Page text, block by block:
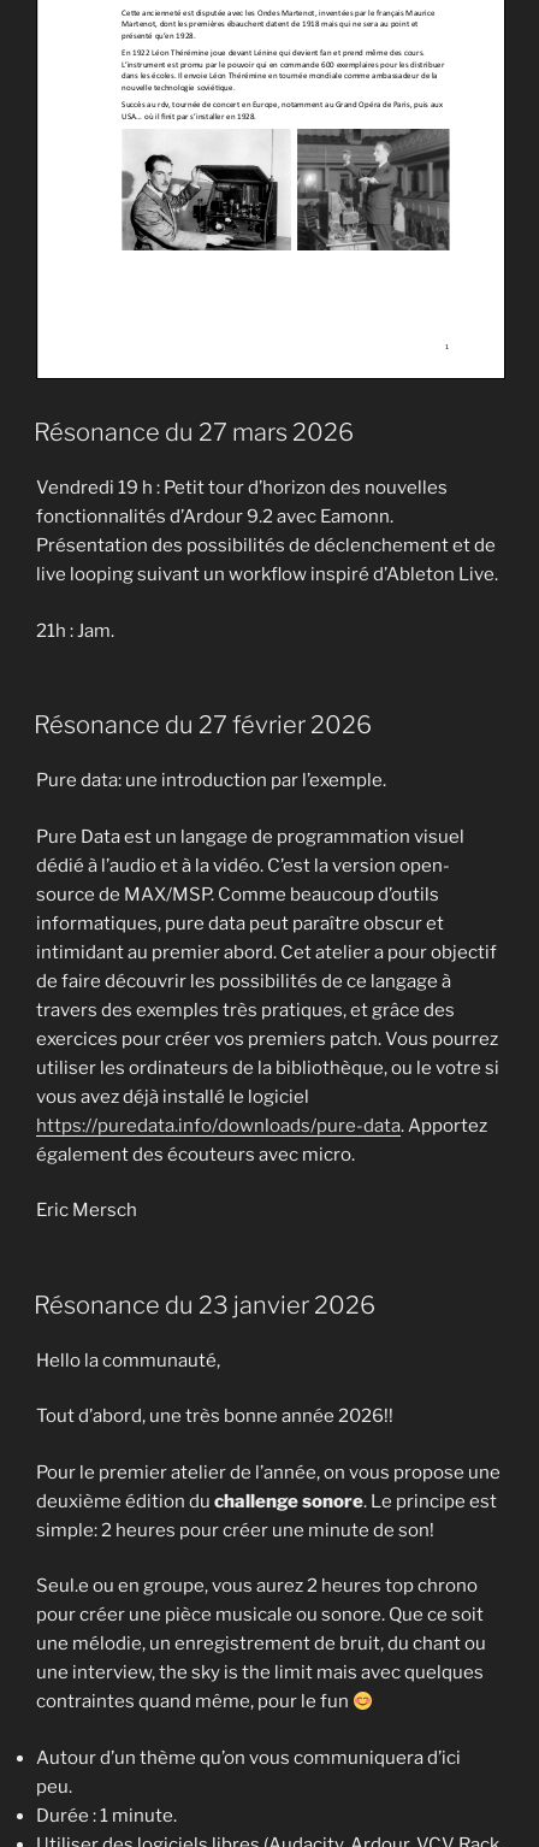
Résonance du 27 mars 2026
Vendredi 19 h : Petit tour d’horizon des nouvelles
fonctionnalités d’Ardour 9.2 avec Eamonn.
Présentation des possibilités de déclenchement et de
live looping suivant un workflow inspiré d’Ableton Live.
21h : Jam.
Résonance du 27 février 2026
Pure data: une introduction par l’exemple.
Pure Data est un langage de programmation visuel
dédié à l’audio et à la vidéo. C’est la version open-
source de MAX/MSP. Comme beaucoup d’outils
informatiques, pure data peut paraître obscur et
intimidant au premier abord. Cet atelier a pour objectif
de faire découvrir les possibilités de ce langage à
travers des exemples très pratiques, et grâce des
exercices pour créer vos premiers patch. Vous pourrez
utiliser les ordinateurs de la bibliothèque, ou le votre si
vous avez déjà installé le logiciel
https://puredata.info/downloads/pure-data. Apportez
également des écouteurs avec micro.
Eric Mersch
Résonance du 23 janvier 2026
Hello la communauté,
Tout d’abord, une très bonne année 2026!!
Pour le premier atelier de l’année, on vous propose une
deuxième édition du challenge sonore. Le principe est
simple: 2 heures pour créer une minute de son!
Seul.e ou en groupe, vous aurez 2 heures top chrono
pour créer une pièce musicale ou sonore. Que ce soit
une mélodie, un enregistrement de bruit, du chant ou
une interview, the sky is the limit mais avec quelques
contraintes quand même, pour le fun
Autour d’un thème qu’on vous communiquera d’ici
peu.
Durée : 1 minute.